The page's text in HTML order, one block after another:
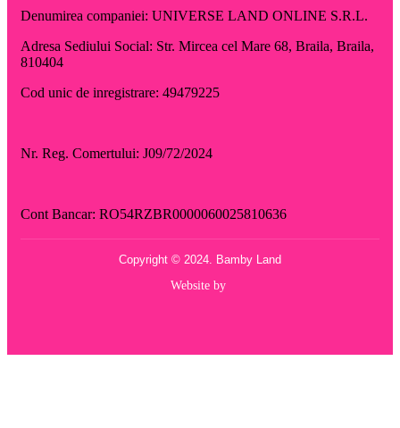
Denumirea companiei: UNIVERSE LAND ONLINE S.R.L.
Adresa Sediului Social: Str. Mircea cel Mare 68, Braila, Braila,
810404
Cod unic de inregistrare: 49479225
Nr. Reg. Comertului: J09/72/2024
Cont Bancar: RO54RZBR0000060025810636
Copyright © 2024. Bamby Land
Website by